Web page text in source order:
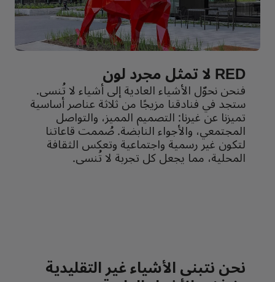
RED لا تمثل مجرد لون
فنحن نحوّل الأشياء العادية إلى أشياء لا تُنسى.
ستجد في فنادقنا مزيجًا من ثلاثة عناصر أساسية
تميزنا عن غيرنا: التصميم المميز، والتواصل
المجتمعي، والأجواء النابضة. صُممت قاعاتنا
لتكون غير رسمية واجتماعية وتعكس الثقافة
المحلية، مما يجعل كل تجربة لا تُنسى.
نحن نتبنى الأشياء غير التقليدية